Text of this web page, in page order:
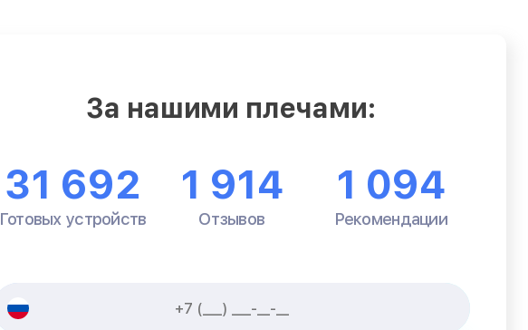
За нашими плечами:
31 692
Готовых устройств
1 914
Отзывов
1 094
Рекомендации